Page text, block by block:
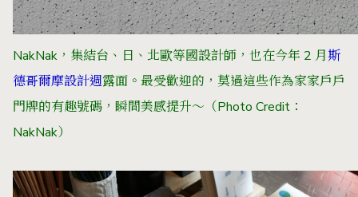
NakNak，集結台、日、北歐等國設計師，也在今年 2 月斯
德哥爾摩設計週露面。最受歡迎的，莫過這些作為家家戶戶
門牌的有趣號碼，瞬間美感提升～（Photo Credit：
NakNak）